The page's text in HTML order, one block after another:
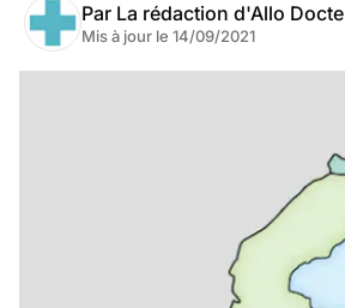
Par La rédaction d'Allo
Mis à jour le 14/09/2021